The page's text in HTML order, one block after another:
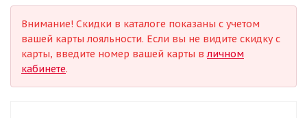
Внимание! Скидки в каталоге показаны с учетом
вашей карты лояльности. Если вы не видите скидку с
карты, введите номер вашей карты вличном
кабинете.